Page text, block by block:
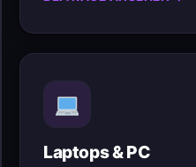
Laptops & PC